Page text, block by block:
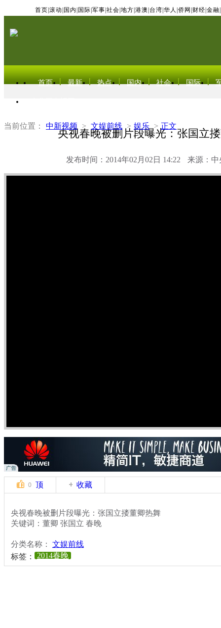
首页 滚动 国内 国际 军事 社会 地方 港澳 台湾 华人 侨网 财经 金融
首页 最新 热点 国内 社会 国际
当前位置： 中新视频 > 文娱前线 > 娱乐 > 正文
央视春晚被删片段曝光：张国立
发布时间：2014年02月02日 14:22 来源：中
0 顶 收藏
央视春晚被删片段曝光：张国立搂董卿热舞
关键词：董卿 张国立 春晚
分类名称： 文娱前线
标签：
2014春晚